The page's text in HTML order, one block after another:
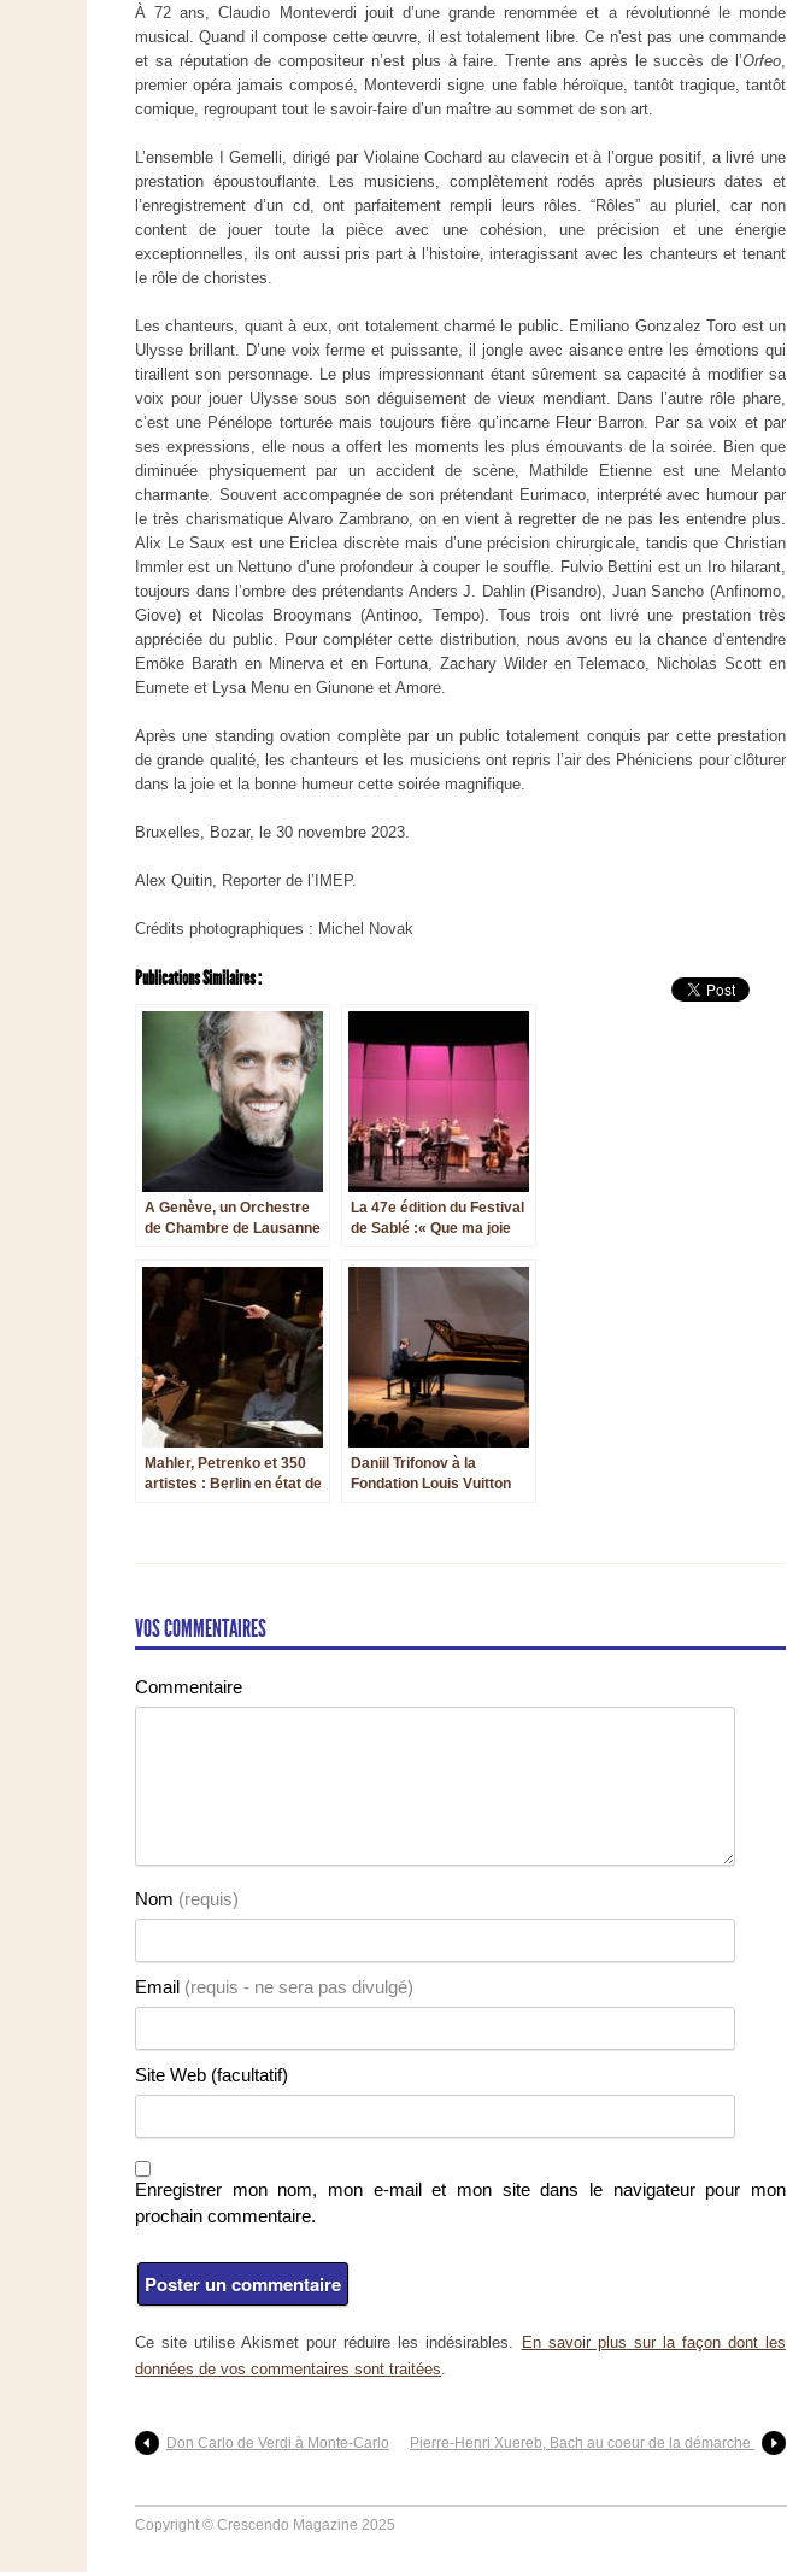
À 72 ans, Claudio Monteverdi jouit d’une grande renommée et a révolutionné le monde
musical. Quand il compose cette œuvre, il est totalement libre. Ce n'est pas une commande
et sa réputation de compositeur n’est plus à faire. Trente ans après le succès de l’Orfeo,
premier opéra jamais composé, Monteverdi signe une fable héroïque, tantôt tragique, tantôt
comique, regroupant tout le savoir-faire d’un maître au sommet de son art.
L’ensemble I Gemelli, dirigé par Violaine Cochard au clavecin et à l’orgue positif, a livré une
prestation époustouflante. Les musiciens, complètement rodés après plusieurs dates et
l’enregistrement d’un cd, ont parfaitement rempli leurs rôles. “Rôles” au pluriel, car non
content de jouer toute la pièce avec une cohésion, une précision et une énergie
exceptionnelles, ils ont aussi pris part à l’histoire, interagissant avec les chanteurs et tenant
le rôle de choristes.
Les chanteurs, quant à eux, ont totalement charmé le public. Emiliano Gonzalez Toro est un
Ulysse brillant. D’une voix ferme et puissante, il jongle avec aisance entre les émotions qui
tiraillent son personnage. Le plus impressionnant étant sûrement sa capacité à modifier sa
voix pour jouer Ulysse sous son déguisement de vieux mendiant. Dans l’autre rôle phare,
c’est une Pénélope torturée mais toujours fière qu’incarne Fleur Barron. Par sa voix et par
ses expressions, elle nous a offert les moments les plus émouvants de la soirée. Bien que
diminuée physiquement par un accident de scène, Mathilde Etienne est une Melanto
charmante. Souvent accompagnée de son prétendant Eurimaco, interprété avec humour par
le très charismatique Alvaro Zambrano, on en vient à regretter de ne pas les entendre plus.
Alix Le Saux est une Ericlea discrète mais d’une précision chirurgicale, tandis que Christian
Immler est un Nettuno d’une profondeur à couper le souffle. Fulvio Bettini est un Iro hilarant,
toujours dans l’ombre des prétendants Anders J. Dahlin (Pisandro), Juan Sancho (Anfinomo,
Giove) et Nicolas Brooymans (Antinoo, Tempo). Tous trois ont livré une prestation très
appréciée du public. Pour compléter cette distribution, nous avons eu la chance d’entendre
Emöke Barath en Minerva et en Fortuna, Zachary Wilder en Telemaco, Nicholas Scott en
Eumete et Lysa Menu en Giunone et Amore.
Après une standing ovation complète par un public totalement conquis par cette prestation
de grande qualité, les chanteurs et les musiciens ont repris l’air des Phéniciens pour clôturer
dans la joie et la bonne humeur cette soirée magnifique.
Bruxelles, Bozar, le 30 novembre 2023.
Alex Quitin, Reporter de l’IMEP.
Crédits photographiques : Michel Novak
Publications Similaires :
A Genève, un Orchestre
de Chambre de Lausanne
La 47e édition du Festival
de Sablé :« Que ma joie
Mahler, Petrenko et 350
artistes : Berlin en état de
Daniil Trifonov à la
Fondation Louis Vuitton
VOS COMMENTAIRES
Commentaire
Nom (requis)
Email (requis - ne sera pas divulgé)
Site Web (facultatif)
Enregistrer mon nom, mon e-mail et mon site dans le navigateur pour mon
prochain commentaire.
Ce site utilise Akismet pour réduire les indésirables.
En savoir plus sur la façon dont les
données de vos commentaires sont traitées.
Don Carlo de Verdi à Monte-Carlo Pierre-Henri Xuereb, Bach au coeur de la démarche
Copyright © Crescendo Magazine 2025